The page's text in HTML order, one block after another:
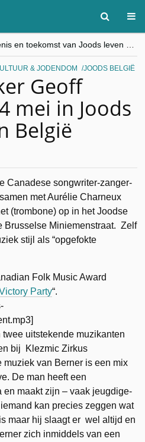
“Besnijdenisdebat toont hoe moeilijk seculiere Westen minderheden begrijpt”, Jinnih Beels (Vooruit)
CITYTRIP | ROEMENIË – Boekarest: de verrassing van Oost-Europa
& JODENDOM JOODS BELGIË
Geoff
mei in Joods
België
Canadese songwriter-zanger-
met Aurélie Charneux
(trombone) op in het Joodse
Brusselse Miniemenstraat. Zelf
stijl als “opgefokte
Folk Music Award
Party“.
uitstekende muzikanten
bij Klezmic Zirkus
van Berner is een mix
De man heeft een
en maakt zijn – vaak jeugdige-
kan precies zeggen wat
maar hij slaagt er wel altijd en
zich inmiddels van een